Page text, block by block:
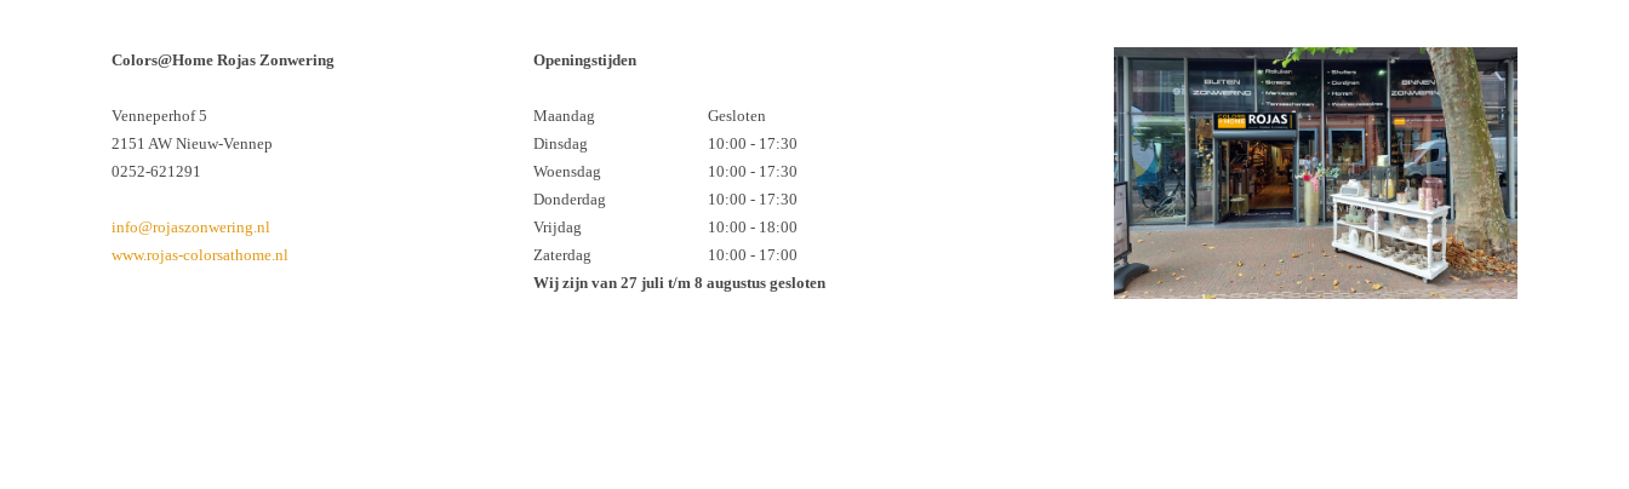
Colors@Home Rojas Zonwering
Venneperhof 5
2151 AW Nieuw-Vennep
0252-621291
info@rojaszonwering.nl
www.rojas-colorsathome.nl
Openingstijden
Maandag
Gesloten
Dinsdag
10:00 - 17:30
Woensdag
10:00 - 17:30
Donderdag
10:00 - 17:30
Vrijdag
10:00 - 18:00
Zaterdag
10:00 - 17:00
Wij zijn van 27 juli t/m 8 augustus gesloten